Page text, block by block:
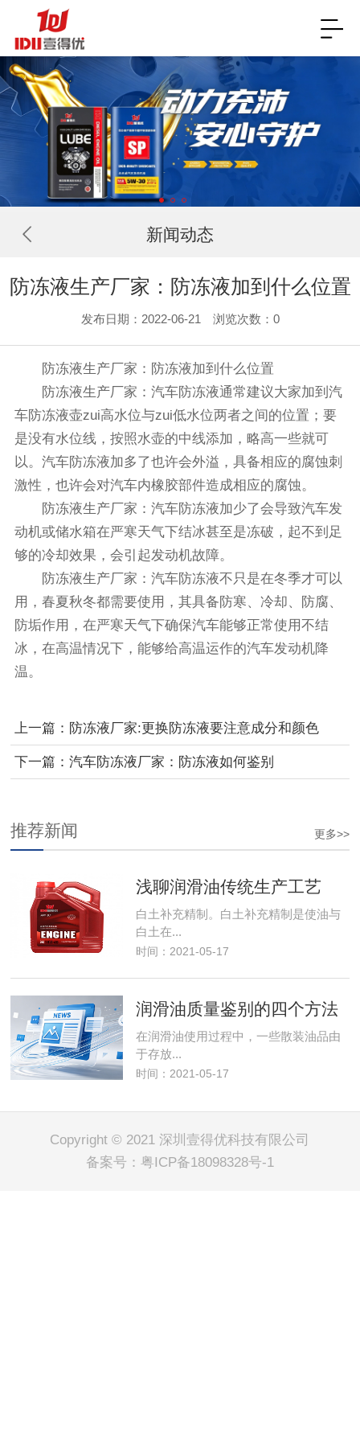
新闻动态
防冻液生产厂家：防冻液加到什么位置
发布日期：2022-06-21 浏览次数： 0
防冻液生产厂家：防冻液加到什么位置
防冻液生产厂家：汽车防冻液通常建议大家加到汽
车防冻液壶zui高水位与zui低水位两者之间的位置；要
是没有水位线，按照水壶的中线添加，略高一些就可
以。汽车防冻液加多了也许会外溢，具备相应的腐蚀刺
激性，也许会对汽车内橡胶部件造成相应的腐蚀。
防冻液生产厂家：汽车防冻液加少了会导致汽车发
动机或储水箱在严寒天气下结冰甚至是冻破，起不到足
够的冷却效果，会引起发动机故障。
防冻液生产厂家：汽车防冻液不只是在冬季才可以
用，春夏秋冬都需要使用，其具备防寒、冷却、防腐、
防垢作用，在严寒天气下确保汽车能够正常使用不结
冰，在高温情况下，能够给高温运作的汽车发动机降
温。
上一篇： 防冻液厂家:更换防冻液要注意成分和颜色
下一篇： 汽车防冻液厂家：防冻液如何鉴别
更多>>
推荐新闻
浅聊润滑油传统生产工艺
白土补充精制。白土补充精制是使油与
白土在...
时间：2021-05-17
润滑油质量鉴别的四个方法
在润滑油使用过程中，一些散装油品由
于存放...
时间：2021-05-17
Copyright © 2021 深圳壹得优科技有限公司
备案号： 粤ICP备18098328号-1